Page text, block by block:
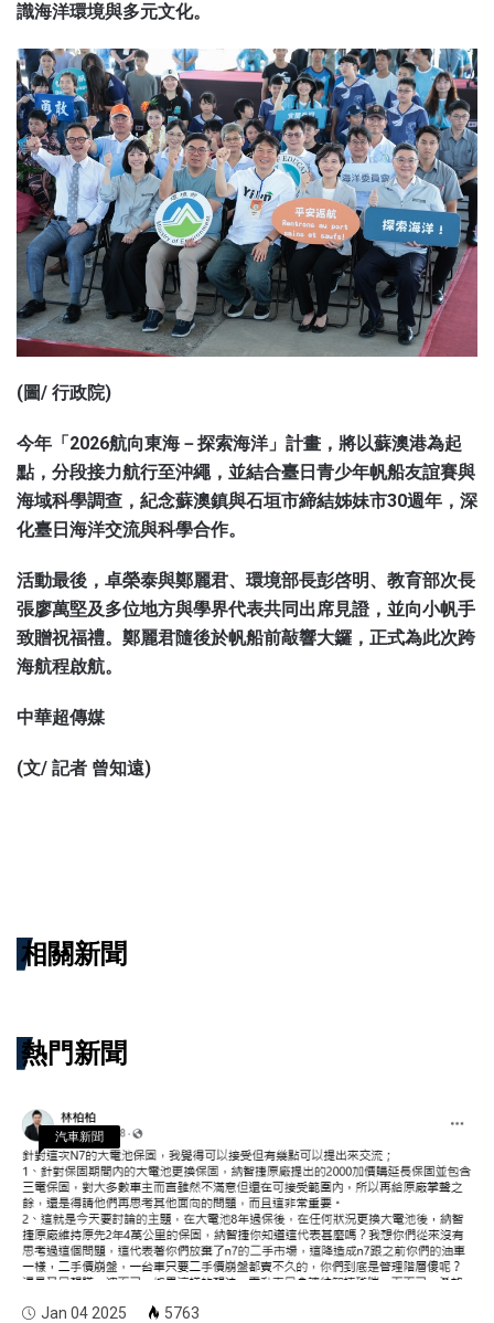
識海洋環境與多元文化。
(圖/ 行政院)
今年「2026航向東海－探索海洋」計畫，將以蘇澳港為起
點，分段接力航行至沖繩，並結合臺日青少年帆船友誼賽與
海域科學調查，紀念蘇澳鎮與石垣市締結姊妹市30週年，深
化臺日海洋交流與科學合作。
活動最後，卓榮泰與鄭麗君、環境部長彭啓明、教育部次長
張廖萬堅及多位地方與學界代表共同出席見證，並向小帆手
致贈祝福禮。鄭麗君隨後於帆船前敲響大鑼，正式為此次跨
海航程啟航。
中華超傳媒
(文/ 記者 曾知遠)
相關新聞
熱門新聞
汽車新聞
Jan 04 2025 5763